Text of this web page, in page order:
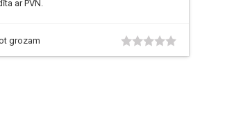
ar PVN.
grozam
0